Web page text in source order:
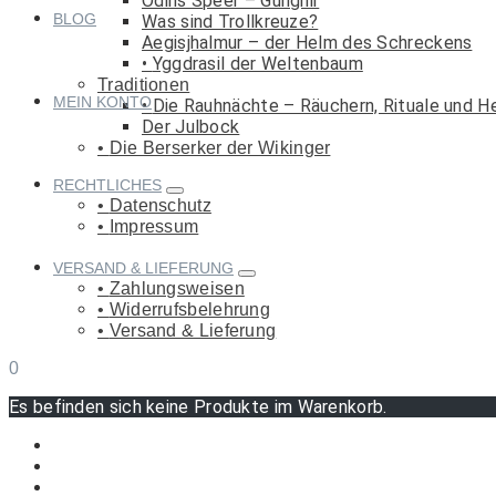
Was sind Trollkreuze?
Aegisjhalmur – der Helm des Schreckens
Yggdrasil der Weltenbaum
Traditionen
Die Rauhnächte – Räuchern, Rituale und
Der Julbock
Die Berserker der Wikinger
BLOG
MEIN KONTO
RECHTLICHES
Datenschutz
Impressum
VERSAND & LIEFERUNG
Zahlungsweisen
Widerrufsbelehrung
Versand & Lieferung
0
Es befinden sich keine Produkte im Warenkorb.